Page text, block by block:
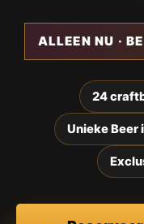
ALLEEN NU ·
24
Unieke Beer